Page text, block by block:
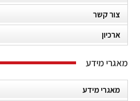
צור קשר
ארכיון
מאגרי מידע
מאגרי מידע